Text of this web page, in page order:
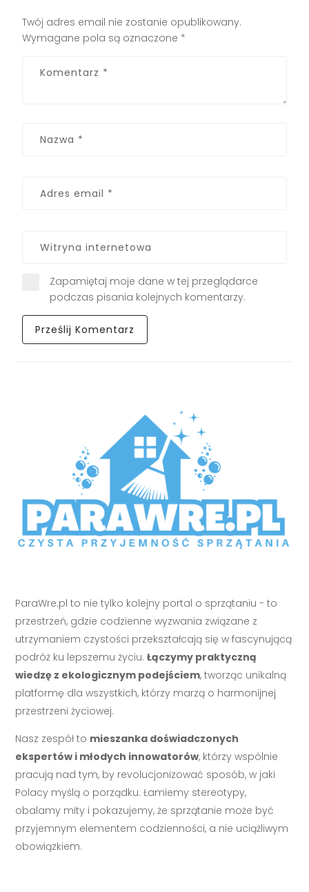
Twój adres email nie zostanie opublikowany.
Wymagane pola są oznaczone *
Zapamiętaj moje dane w tej przeglądarce
podczas pisania kolejnych komentarzy.
ParaWre.pl to nie tylko kolejny portal o sprzątaniu - to
przestrzeń, gdzie codzienne wyzwania związane z
utrzymaniem czystości przekształcają się w fascynującą
podróż ku lepszemu życiu.Łączymy praktyczną
wiedzę z ekologicznym podejściem, tworząc unikalną
platformę dla wszystkich, którzy marzą o harmonijnej
przestrzeni życiowej.
Nasz zespół to mieszanka doświadczonych
ekspertów i młodych innowatorów, którzy wspólnie
pracują nad tym, by revolucjonizować sposób, w jaki
Polacy myślą o porządku. Łamiemy stereotypy,
obalamy mity i pokazujemy, że sprzątanie może być
przyjemnym elementem codzienności, a nie uciążliwym
obowiązkiem.